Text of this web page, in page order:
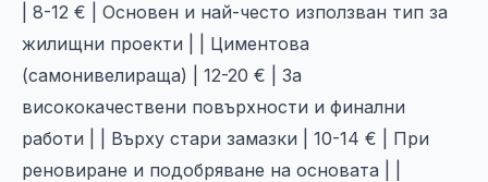
| 8-12 € | Основен и най-често използван тип за
жилищни проекти | | Циментова
(самонивелираща) | 12-20 € | За
висококачествени повърхности и финални
работи | | Върху стари замазки | 10-14 € | При
реновиране и подобряване на основата | |